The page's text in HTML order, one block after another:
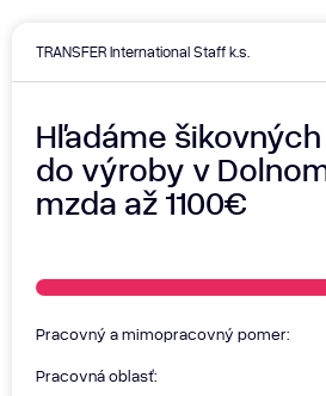
TRANSFER International Staff k.s.
Hľadáme
do výroby v
mzda až 1100€
Pracovný a mimopracovný pomer:
Pracovná oblasť: